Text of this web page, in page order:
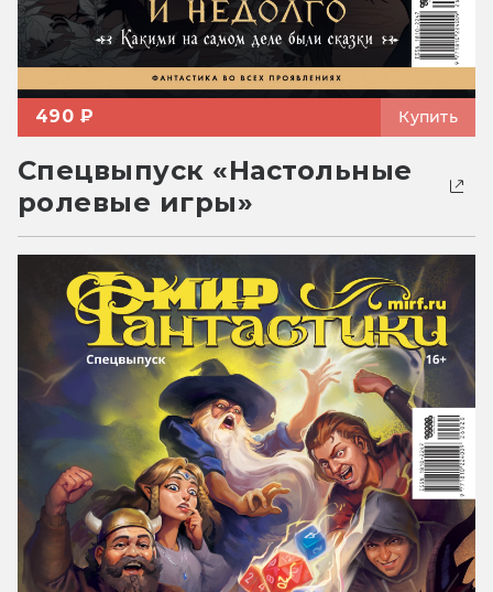
490 ₽ Купить
Спецвыпуск «Настольные
ролевые игры»